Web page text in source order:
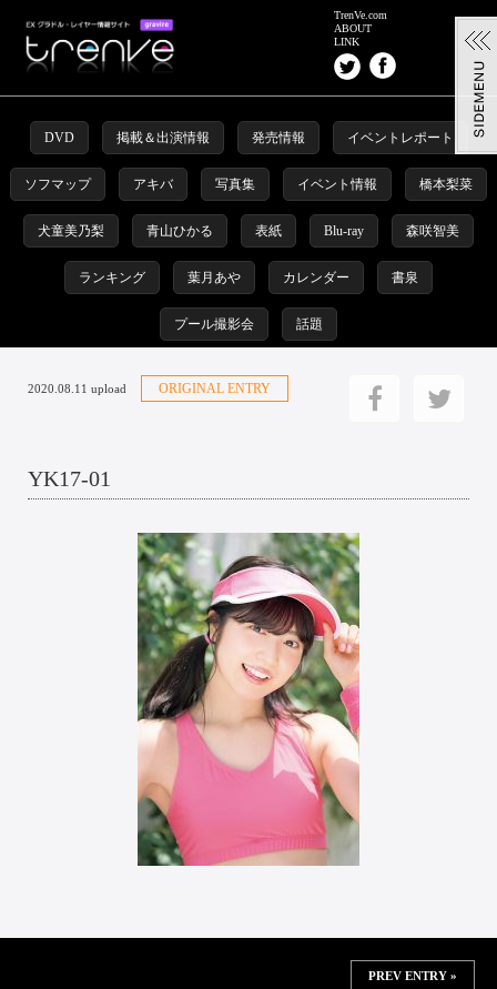
TrenVe.com
ABOUT
LINK
DVD 掲載＆出演情報 発売情報 イベントレポート
ソフマップ アキバ 写真集 イベント情報 橋本梨菜
犬童美乃梨 青山ひかる 表紙 Blu-ray 森咲智美
ランキング 葉月あや カレンダー 書泉
プール撮影会 話題
2020.08.11 upload ORIGINAL ENTRY
YK17-01
PREV ENTRY »